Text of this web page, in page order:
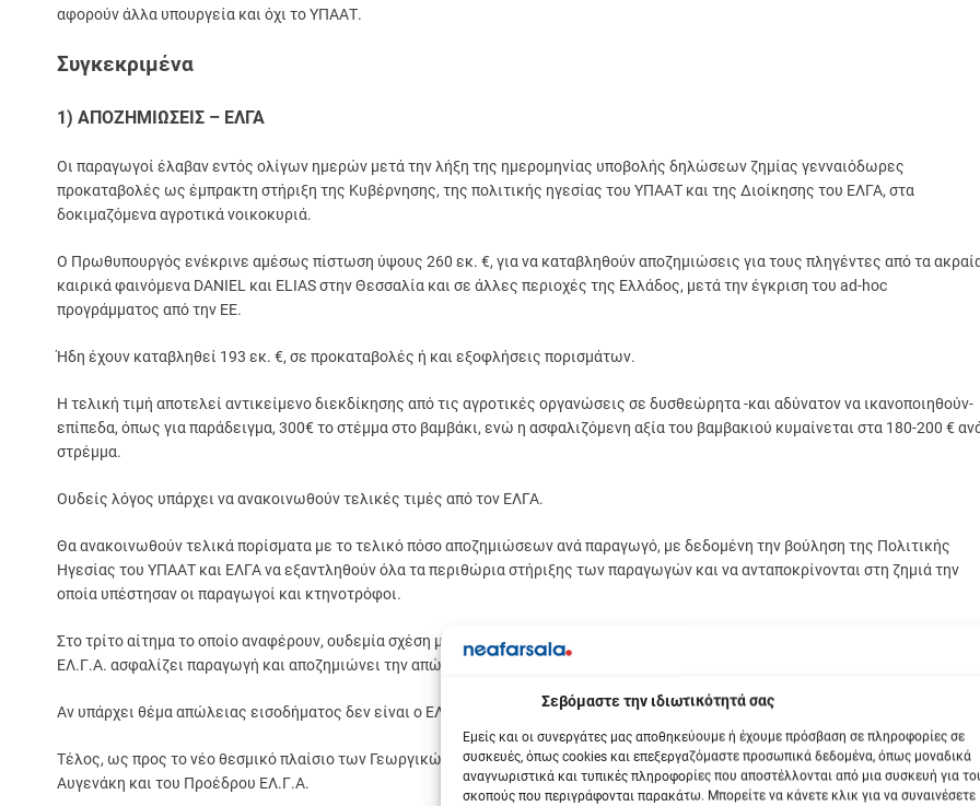
Σεβόμαστε την ιδιωτικότητά σας
Εμείς και οι συνεργάτες μας αποθηκεύουμε ή έχουμε πρόσβαση σε πληροφορίες σε
συσκευές, όπως cookies και επεξεργαζόμαστε προσωπικά δεδομένα, όπως μοναδικά
αναγνωριστικά και τυπικές πληροφορίες που αποστέλλονται από μια συσκευή για
σκοπούς που περιγράφονται παρακάτω. Μπορείτε να κάνετε κλικ για να συναινέσετε
αφορούν άλλα υπουργεία και όχι το ΥΠΑΑΤ.
Συγκεκριμένα
1) ΑΠΟΖΗΜΙΩΣΕΙΣ – ΕΛΓΑ
Οι παραγωγοί έλαβαν εντός ολίγων ημερών μετά την λήξη της ημερομηνίας υποβολής δηλώσεων ζημίας γενναιόδωρες
προκαταβολές ως έμπρακτη στήριξη της Κυβέρνησης, της πολιτικής ηγεσίας του ΥΠΑΑΤ και της Διοίκησης του ΕΛΓΑ, στα
δοκιμαζόμενα αγροτικά νοικοκυριά.
Ο Πρωθυπουργός ενέκρινε αμέσως πίστωση ύψους 260 εκ. €, για να καταβληθούν αποζημιώσεις για τους πληγέντες από τα
καιρικά φαινόμενα DANIEL και ELIAS στην Θεσσαλία και σε άλλες περιοχές της Ελλάδος, μετά την έγκριση του ad-hoc
προγράμματος από την ΕΕ.
Ήδη έχουν καταβληθεί 193 εκ. €, σε προκαταβολές ή και εξοφλήσεις πορισμάτων.
Η τελική τιμή αποτελεί αντικείμενο διεκδίκησης από τις αγροτικές οργανώσεις σε δυσθεώρητα -και αδύνατον να ικανοποιηθούν-
επίπεδα, όπως για παράδειγμα, 300€ το στέμμα στο βαμβάκι, ενώ η ασφαλιζόμενη αξία του βαμβακιού κυμαίνεται στα 180-200 €
στρέμμα.
Ουδείς λόγος υπάρχει να ανακοινωθούν τελικές τιμές από τον ΕΛΓΑ.
Θα ανακοινωθούν τελικά πορίσματα με το τελικό πόσο αποζημιώσεων ανά παραγωγό, με δεδομένη την βούληση της Πολιτικής
Ηγεσίας του ΥΠΑΑΤ και ΕΛΓΑ να εξαντληθούν όλα τα περιθώρια στήριξης των παραγωγών και να ανταποκρίνονται στη ζημιά την
οποία υπέστησαν οι παραγωγοί και κτηνοτρόφοι.
Στο τρίτο αίτημα το οποίο αναφέρουν, ουδεμία σχέση μπορεί να έχει ο ΕΛΓΑ, σύμφωνα με το Εθνικό και Ευρωπαϊκό δίκαιο γιατί ο
ΕΛ.Γ.Α. ασφαλίζει παραγωγή και αποζημιώνει την απώλειά της, δεν ασφαλίζει το εισόδημα κάθε παραγωγού.
Αν υπάρχει θέμα απώλειας εισοδήματος δεν είναι ο ΕΛ.Γ.Α. αρμόδιος φορέας για την κάλυψή του.
Τέλος, ως προς το νέο θεσμικό πλαίσιο των Γεωργικών Ασφαλίσεων ισχύουν οι πρόσφατες ανακοινώσεις του Υπουργού κ.
Αυγενάκη και του Προέδρου ΕΛ.Γ.Α.